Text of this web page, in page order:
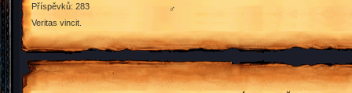
Příspěvků: 283
Veritas vincit.
♂